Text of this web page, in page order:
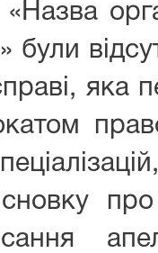
яка